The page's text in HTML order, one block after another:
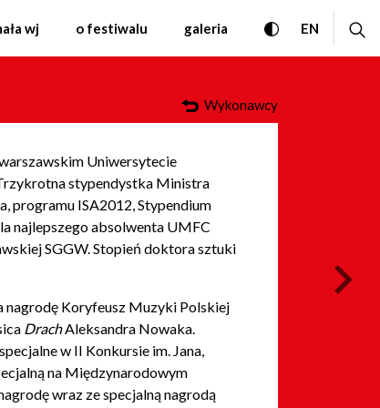
wj o festiwalu galeria przełącz
ENCHANGE
Wykonawcy
Uniwersytecie
stypendystka Ministra
programu ISA2012, Stypendium
najlepszego absolwenta UMFC
SGGW. Stopień doktora sztuki
nagrodę Koryfeusz Muzyki Polskiej
DrachAleksandra Nowaka.
w II Konkursie im. Jana,
na Międzynarodowym
wraz ze specjalną nagrodą